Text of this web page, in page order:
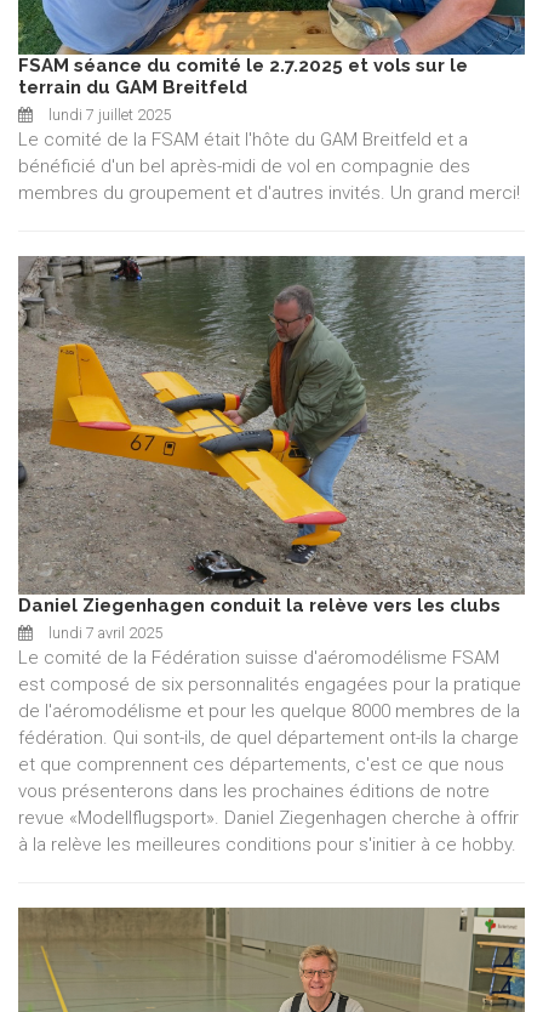
FSAM séance du comité le 2.7.2025 et vols sur le
terrain du GAM Breitfeld
lundi 7 juillet 2025
Le comité de la FSAM était l'hôte du GAM Breitfeld et a
bénéficié d'un bel après-midi de vol en compagnie des
membres du groupement et d'autres invités. Un grand merci!
Daniel Ziegenhagen conduit la relève vers les clubs
lundi 7 avril 2025
Le comité de la Fédération suisse d'aéromodélisme FSAM
est composé de six personnalités engagées pour la pratique
de l'aéromodélisme et pour les quelque 8000 membres de la
fédération. Qui sont-ils, de quel département ont-ils la charge
et que comprennent ces départements, c'est ce que nous
vous présenterons dans les prochaines éditions de notre
revue «Modellflugsport». Daniel Ziegenhagen cherche à offrir
à la relève les meilleures conditions pour s'initier à ce hobby.